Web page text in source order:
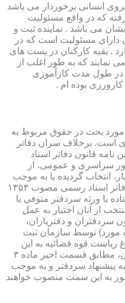
........ نیروی انسانی برخوردار می باشد
که در واقع مسئولیت
می باشد . نماینده ثبت و
دارای مسئولیت است که در
. بقیه کارکنان در پست های
نمایند که به طور اغلب از
در طول مدت کارآموزی
بوده ام .
بحث در حقوق مربوط به
است. برخلاف سران دفاتر
رسمی كه به موجب ماده ۳ آئین نامه قانون دفاتر اسناد
۲۷/۱۱/۱۳۶۰) به طور سراسری و عمومی، از
انتخاب گردیده یا به موجب
اختیارات حاصله از ماده ۶۹ قانون دفاتر اسناد رسمی مصوب ۱۳۵۴
یا ورثه سردفتر متوفی یا
از آنان اختبار به عمل
سردفتران و دفتریاران،
مورد) توسط سازمان ثبت
ریاست قوه قضائیه به این
سمت منصوب خواهند شد. دفتریاران، مطابق قسمت اخیر ماده ۳
اسناد رسمی ۱۳۵۴، بنا به پیشنهاد سردفتر و به موجب
به این سمت منصوب خواهند